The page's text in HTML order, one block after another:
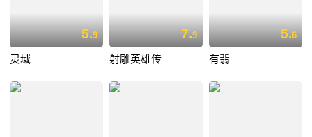
5.9
灵域
7.9
射雕英雄传
5.6
有翡